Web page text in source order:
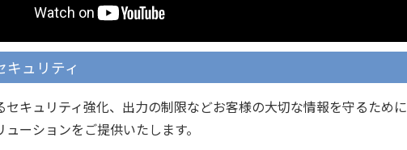
キュリティ
セキュリティ強化、出力の制限などお客様の大切な情報を守るために
ーションをご提供いたします。